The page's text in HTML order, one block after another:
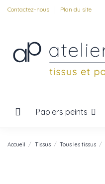
Contactez-nous Plan du site
Papiers peints
Accueil Tissus Tous les tissus